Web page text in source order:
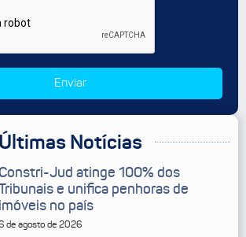
Enviar
Últimas Notícias
Constri-Jud atinge 100% dos
e unifica penhoras de
imóveis no país
de agosto de 2026